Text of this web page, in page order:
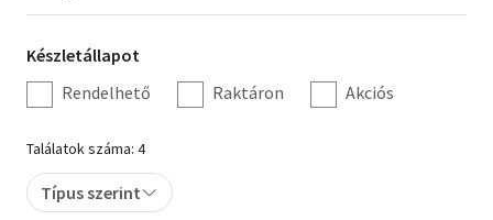
Hobbi, szabadidő
Irodalom
Művészet
Szakkönyv
szűrés
Készletállapot
szűrés
Készletállapot
Rendelhető
Raktáron Akciós
Találatok száma: 4
Típus szerint